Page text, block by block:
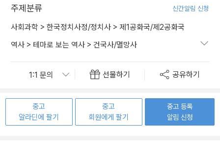
주제분류 신간알림 신청
사회과학 > 한국정치사정/정치사 > 제1공화국/제2공화국
역사 > 테마로 보는 역사 > 건국사/멸망사
선물하기 공유하기
중고
알라딘에 팔기
중고
회원에게 팔기
중고 등록
알림 신청